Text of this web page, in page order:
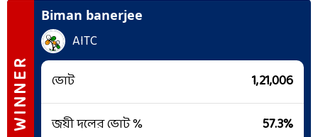
WINNER
Biman banerjee
AITC
ভোট
1,21,006
জয়ী দলের ভোট %
57.3%